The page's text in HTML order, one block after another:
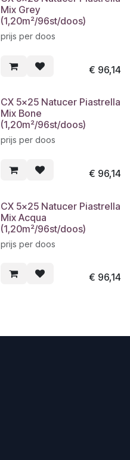
Mix Grey
(1,20m²/96st/doos)
prijs per doos
€ 96,14
CX 5x25 Natucer Piastrella
Mix Bone
(1,20m²/96st/doos)
prijs per doos
€ 96,14
CX 5x25 Natucer Piastrella
Mix Acqua
(1,20m²/96st/doos)
prijs per doos
€ 96,14